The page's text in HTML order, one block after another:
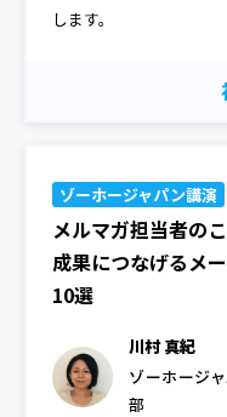
します。
ゾーホージャパン講演
メルマガ担当者の
成果につなげるメ
10選
川村 真紀
ゾーホージ
部